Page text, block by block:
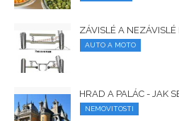
ZÁVISLÉ A NEZÁVISLÉ
AUTO A MOTO
HRAD A PALÁC - JAK
NEMOVITOSTI